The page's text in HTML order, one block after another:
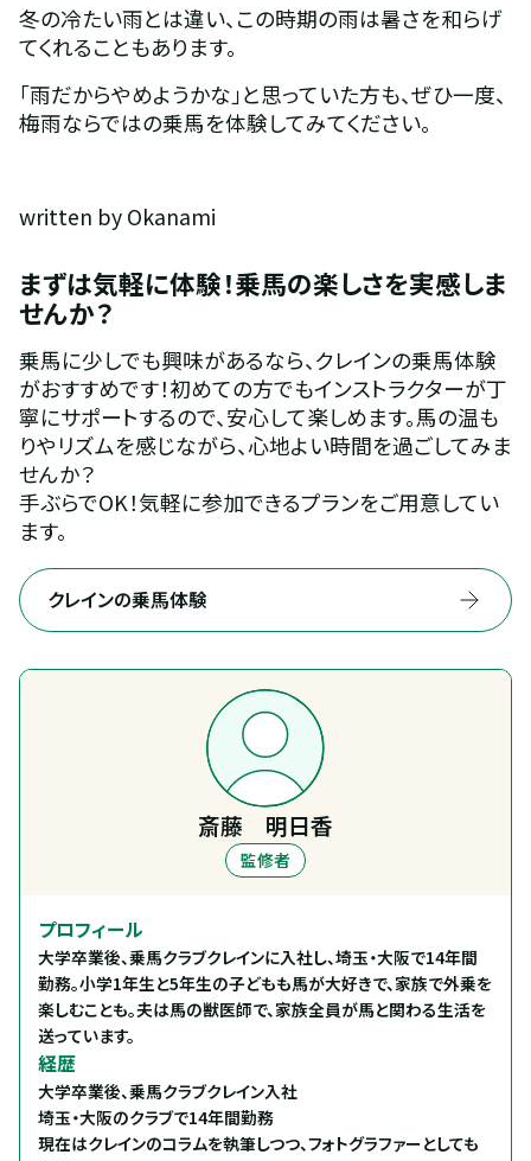
冬の冷たい雨とは違い、この時期の雨は暑さを和らげ
てくれることもあります。
「雨だからやめようかな」と思っていた方も、ぜひ一度、
梅雨ならではの乗馬を体験してみてください。
written by Okanami
まずは気軽に体験！乗馬の楽しさを実感しま
せんか？
乗馬に少しでも興味があるなら、クレインの乗馬体験
がおすすめです！初めての方でもインストラクターが丁
寧にサポートするので、安心して楽しめます。馬の温も
りやリズムを感じながら、心地よい時間を過ごしてみま
せんか？
手ぶらでOK！気軽に参加できるプランをご用意してい
ます。
クレインの乗馬体験
斎藤 明日香
監修者
プロフィール
大学卒業後、乗馬クラブクレインに入社し、埼玉・大阪で14年間
勤務。小学1年生と5年生の子どもも馬が大好きで、家族で外乗を
楽しむことも。夫は馬の獣医師で、家族全員が馬と関わる生活を
送っています。
経歴
大学卒業後、乗馬クラブクレイン入社
埼玉・大阪のクラブで14年間勤務
現在はクレインのコラムを執筆しつつ、フォトグラファーとしても